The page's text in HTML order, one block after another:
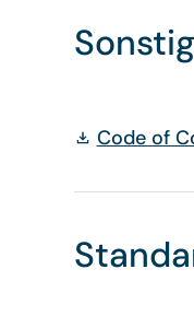
Code of